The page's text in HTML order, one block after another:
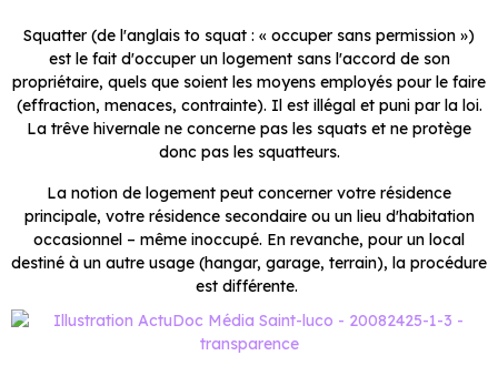
Squatter (de l'anglais to squat : « occuper sans permission »)
est le fait d'occuper un logement sans l'accord de son
propriétaire, quels que soient les moyens employés pour le faire
(effraction, menaces, contrainte). Il est illégal et puni par la loi.
La trêve hivernale ne concerne pas les squats et ne protège
donc pas les squatteurs.
La notion de logement peut concerner votre résidence
principale, votre résidence secondaire ou un lieu d'habitation
occasionnel – même inoccupé. En revanche, pour un local
destiné à un autre usage (hangar, garage, terrain), la procédure
est différente.